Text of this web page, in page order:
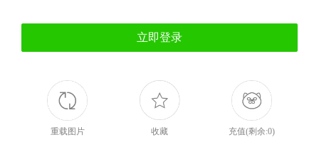
立即登录
重载图片 收藏 充值(剩余:0)